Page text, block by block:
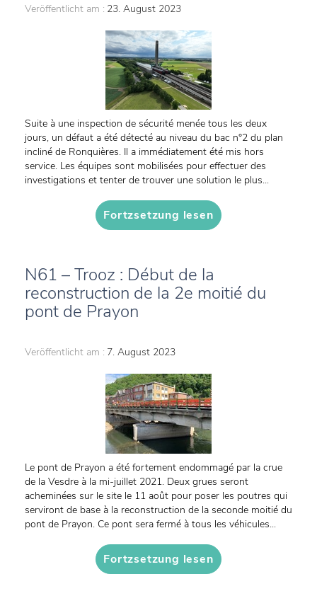
Veröffentlicht am : 23. August 2023
Suite à une inspection de sécurité menée tous les deux
jours, un défaut a été détecté au niveau du bac n°2 du plan
incliné de Ronquières. Il a immédiatement été mis hors
service. Les équipes sont mobilisées pour effectuer des
investigations et tenter de trouver une solution le plus...
Fortzsetzung lesen
N61 – Trooz : Début de la
reconstruction de la 2e moitié du
pont de Prayon
Veröffentlicht am : 7. August 2023
Le pont de Prayon a été fortement endommagé par la crue
de la Vesdre à la mi-juillet 2021. Deux grues seront
acheminées sur le site le 11 août pour poser les poutres qui
serviront de base à la reconstruction de la seconde moitié du
pont de Prayon. Ce pont sera fermé à tous les véhicules...
Fortzsetzung lesen